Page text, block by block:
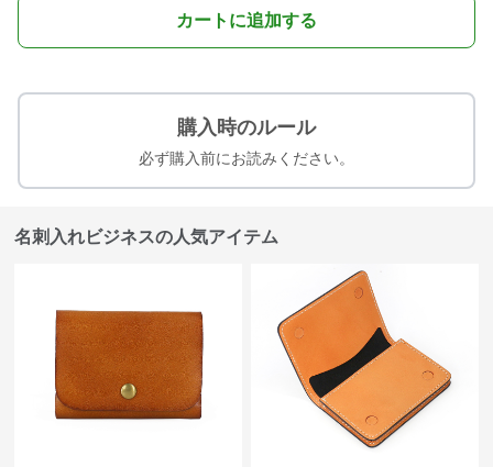
カートに追加する
購入時のルール
必ず購入前にお読みください。
名刺入れビジネスの人気アイテム